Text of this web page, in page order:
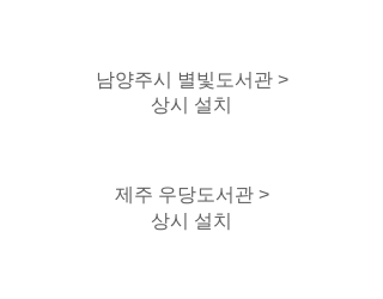
남양주시 별빛도서관 >
상시 설치
제주 우당도서관 >
상시 설치